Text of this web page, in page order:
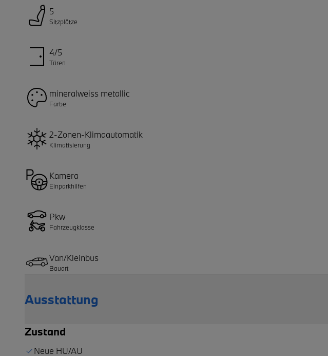
5
Sitzplätze
4/5
Türen
mineralweiss metallic
Farbe
2-Zonen-Klimaautomatik
Klimatisierung
Kamera
Einparkhilfen
Pkw
Fahrzeugklasse
Van/Kleinbus
Bauart
Ausstattung
Zustand
Neue HU/AU